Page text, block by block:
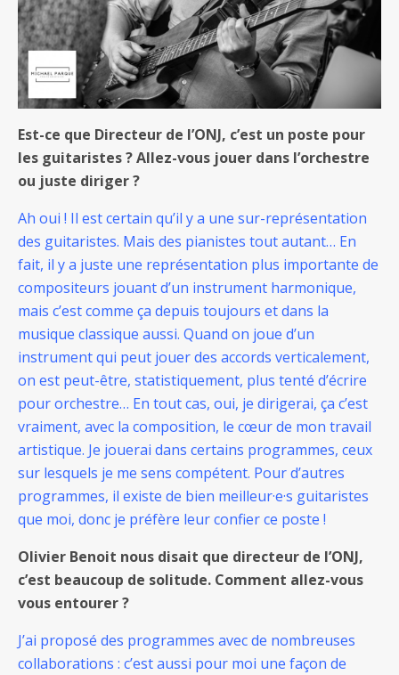
Est-ce que Directeur de l’ONJ, c’est un poste pour
les guitaristes ? Allez-vous jouer dans l’orchestre
ou juste diriger ?
Ah oui ! Il est certain qu’il y a une sur-représentation
des guitaristes. Mais des pianistes tout autant… En
fait, il y a juste une représentation plus importante de
compositeurs jouant d’un instrument harmonique,
mais c’est comme ça depuis toujours et dans la
musique classique aussi. Quand on joue d’un
instrument qui peut jouer des accords verticalement,
on est peut-être, statistiquement, plus tenté d’écrire
pour orchestre… En tout cas, oui, je dirigerai, ça c’est
vraiment, avec la composition, le cœur de mon travail
artistique. Je jouerai dans certains programmes, ceux
sur lesquels je me sens compétent. Pour d’autres
programmes, il existe de bien meilleur·e·s guitaristes
que moi, donc je préfère leur confier ce poste !
Olivier Benoit nous disait que directeur de l’ONJ,
c’est beaucoup de solitude. Comment allez-vous
vous entourer ?
J’ai proposé des programmes avec de nombreuses
collaborations : c’est aussi pour moi une façon de